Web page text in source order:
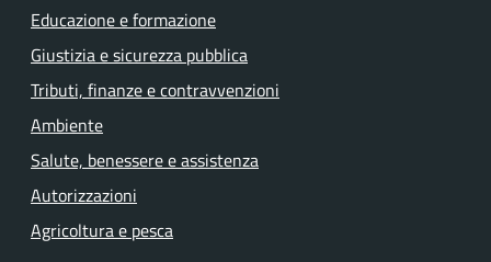
Educazione e formazione
Giustizia e sicurezza pubblica
Tributi, finanze e contravvenzioni
Ambiente
Salute, benessere e assistenza
Autorizzazioni
Agricoltura e pesca